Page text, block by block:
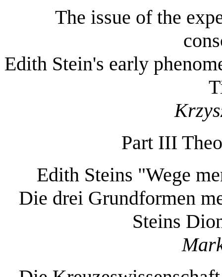
The issue of the
Edith Stein's early
Part III
Edith Steins "Wege
Die drei Grundformen
Steins